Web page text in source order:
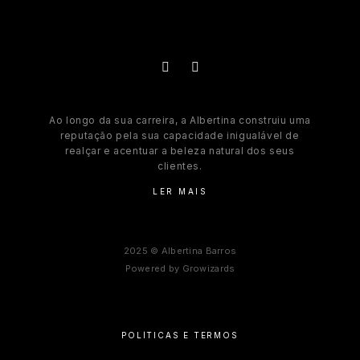
Ao longo da sua carreira, a Albertina construiu uma
reputação pela sua capacidade inigualável de
realçar e acentuar a beleza natural dos seus
clientes.
LER MAIS
2025 © Albertina Barros
Powered by Growizards
POLÍTICAS E TERMOS